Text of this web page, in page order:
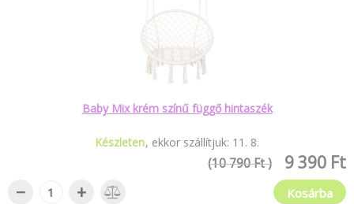
Baby Mix krém színű függő hintaszék
Készleten ekkor szállítjuk: 11 . 8.
9 390 Ft
(10 790 Ft )
− + Kosárba